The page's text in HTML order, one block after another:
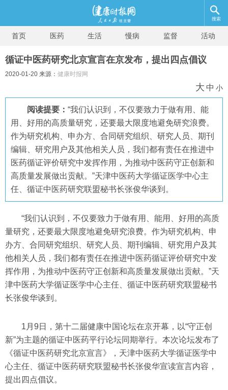
搜索
首页 医药 生活 慢病 监督 活动
循证中医药研究北京宣言在京发布，提出四点倡议
2020-01-20 来源： 健康时报网
大 中 小
阅读提要： “我们认识到，不仅要致力于做有用、能
用、好用的高质量研究，还要最大限度地避免研究浪费。
作为研究机构、申办方、合同研究组织、研究人员、期刊
编辑、研究用户及其他相关人员，我们都有责任在推进中
医药循证评价研究中发挥作用，为推动中医药守正创新和
高质量发展做出贡献。”天津中医药大学循证医学中心主
任、循证中医药研究联盟秘书长张俊华谈到。
“我们认识到，不仅要致力于做有用、能用、好用的高质
量研究，还要最大限度地避免研究浪费。作为研究机构、申
办方、合同研究组织、研究人员、期刊编辑、研究用户及其
他相关人员，我们都有责任在推进中医药循证评价研究中发
挥作用，为推动中医药守正创新和高质量发展做出贡献。”天
津中医药大学循证医学中心主任、循证中医药研究联盟秘书
长张俊华谈到。
1月9日，第十二届健康中国论坛在京开幕，以“守正创
新”为主题的循证中医药平行论坛同期举行。本次论坛发布了
《循证中医药研究北京宣言》，天津中医药大学循证医学中
心主任、循证中医药研究联盟秘书长张俊华宣读宣言内容，
提出四点倡议。